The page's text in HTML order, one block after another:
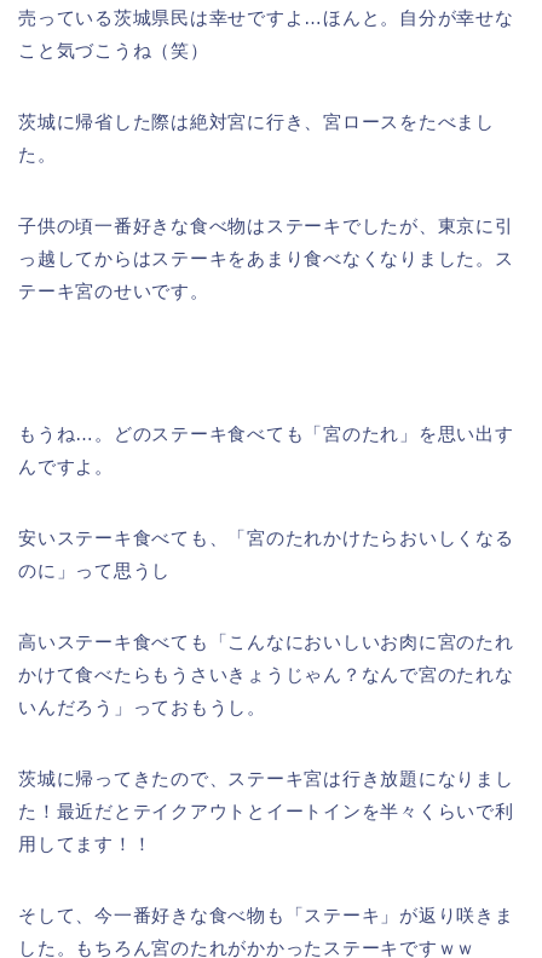
売っている茨城県民は幸せですよ…ほんと。自分が幸せな
こと気づこうね（笑）
茨城に帰省した際は絶対宮に行き、宮ロースをたべまし
た。
子供の頃一番好きな食べ物はステーキでしたが、東京に引
っ越してからはステーキをあまり食べなくなりました。ス
テーキ宮のせいです。
もうね…。どのステーキ食べても「宮のたれ」を思い出す
んですよ。
安いステーキ食べても、「宮のたれかけたらおいしくなる
のに」って思うし
高いステーキ食べても「こんなにおいしいお肉に宮のたれ
かけて食べたらもうさいきょうじゃん？なんで宮のたれな
いんだろう」っておもうし。
茨城に帰ってきたので、ステーキ宮は行き放題になりまし
た！最近だとテイクアウトとイートインを半々くらいで利
用してます！！
そして、今一番好きな食べ物も「ステーキ」が返り咲きま
した。もちろん宮のたれがかかったステーキですｗｗ